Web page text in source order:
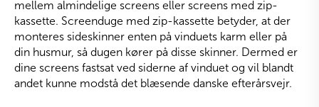
mellem almindelige screens eller screens med zip-
kassette. Screenduge med zip-kassette betyder, at der
monteres sideskinner enten på vinduets karm eller på
din husmur, så dugen kører på disse skinner. Dermed er
dine screens fastsat ved siderne af vinduet og vil blandt
andet kunne modstå det blæsende danske efterårsvejr.